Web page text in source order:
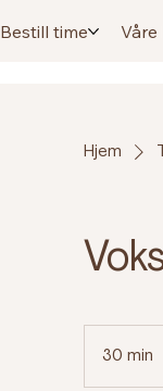
Bestill time
Hjem
30 min